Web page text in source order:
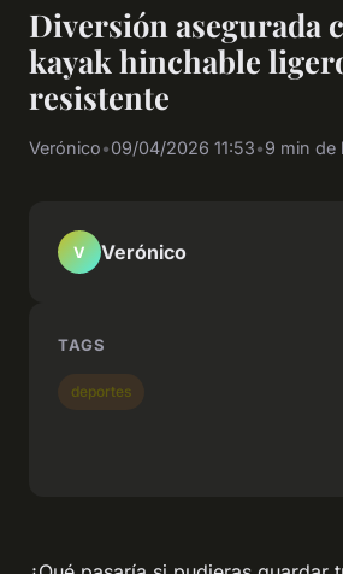
Diversión asegurada
kayak hinchable
resistente
Verónico•09/04/2026 11:53•9 min de
V Verónico
TAGS
deportes